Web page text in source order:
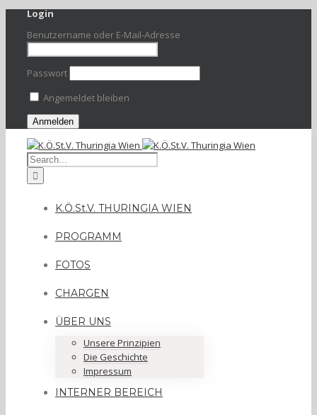
Login
Benutzername oder E-Mail-Adresse
Passwort
Angemeldet bleiben
K.Ö.St.V. THURINGIA WIEN
PROGRAMM
FOTOS
CHARGEN
ÜBER UNS
Unsere Prinzipien
Die Geschichte
Impressum
INTERNER BEREICH